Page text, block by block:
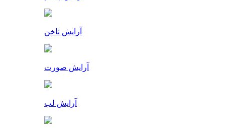
آرایش ناخن
آرایش صورت
آرایش لب